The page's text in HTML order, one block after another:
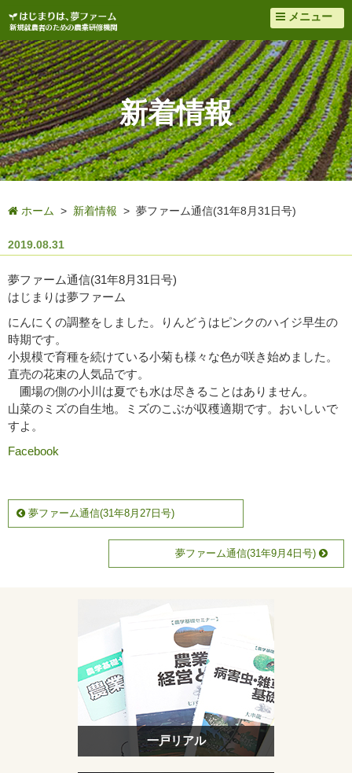
メニュー
新着情報
ホーム > 新着情報 > 夢ファーム通信(31年8月31日号)
2019.08.31
夢ファーム通信(31年8月31日号)
はじまりは夢ファーム
にんにくの調整をしました。りんどうはピンクのハイジ早生の
時期です。
小規模で育種を続けている小菊も様々な色が咲き始めました。
直売の花束の人気品です。
圃場の側の小川は夏でも水は尽きることはありません。
山菜のミズの自生地。ミズのこぶが収穫適期です。おいしいで
すよ。
Facebook
夢ファーム通信(31年8月27日号)
夢ファーム通信(31年9月4日号)
一戸リアル